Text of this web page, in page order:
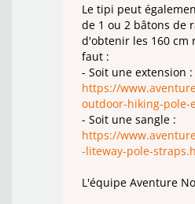
Le tipi peut
de 1 ou 2 bâtons de
d'obtenir les 160 cm
faut :
- Soit une extension :
https://
outdoor-hiking-pole-
- Soit une sangle :
https://
-liteway-pole-
L'équipe Aventure